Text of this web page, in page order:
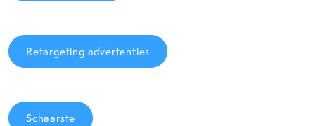
Retargeting advertenties
Schaarste